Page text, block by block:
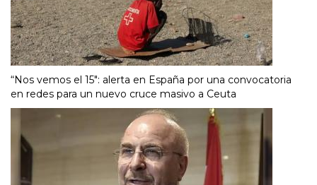
“Nos vemos el 15″: alerta en España por una convocatoria
en redes para un nuevo cruce masivo a Ceuta